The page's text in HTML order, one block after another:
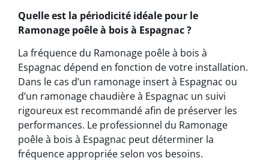
Quelle est la périodicité idéale pour le
Ramonage poêle à bois à Espagnac ?
La fréquence du Ramonage poêle à bois à
Espagnac dépend en fonction de votre installation.
Dans le cas d’un ramonage insert à Espagnac ou
d’un ramonage chaudière à Espagnac un suivi
rigoureux est recommandé afin de préserver les
performances. Le professionnel du Ramonage
poêle à bois à Espagnac peut déterminer la
fréquence appropriée selon vos besoins.